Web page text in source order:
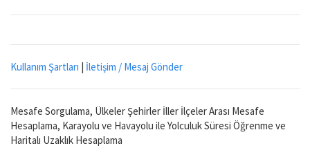
Kullanım Şartları | İletişim / Mesaj Gönder
Mesafe Sorgulama, Ülkeler Şehirler İller İlçeler Arası Mesafe
Hesaplama, Karayolu ve Havayolu ile Yolculuk Süresi Öğrenme ve
Haritalı Uzaklık Hesaplama